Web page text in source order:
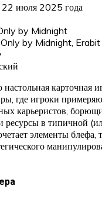
22 июля 2025 года
by Midnight
Only by Midnight, Erabit
карточная
где игроки
карьеристов,
ресурсы в типичной
элементы блефа,